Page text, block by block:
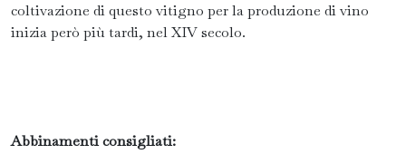
coltivazione di questo vitigno per la produzione di vino
inizia però più tardi, nel XIV secolo.
Abbinamenti consigliati: